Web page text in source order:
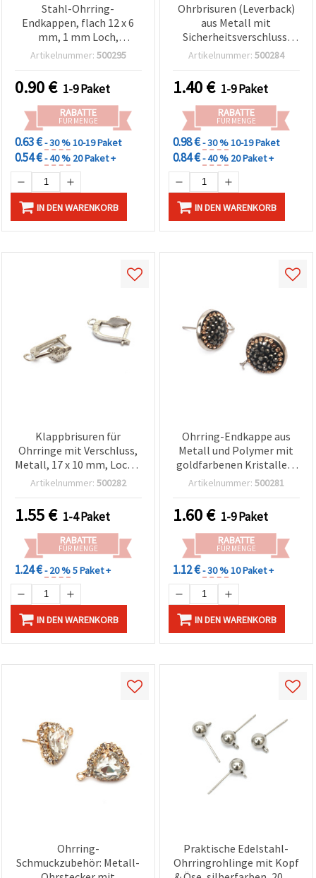
Stahl-Ohrring-
Endkappen, flach 12 x 6
mm, 1 mm Loch,
silberfarben – 50 Stück,
Artikelnummer: 500295
0.90€ 1-9 Paket
RABATTE
FÜR MENGE
0.63 €- 30 %10-19 Paket
0.54 €- 40 % 20 Paket +
IN DEN WARENKORB
Ohrbrisuren (Leverback)
aus Metall mit
Sicherheitsverschluss,
silberfarben, 14 x 9 mm –
Artikelnummer: 500284
1.40€ 1-9 Paket
RABATTE
FÜR MENGE
0.98 €- 30 %10-19 Paket
0.84 €- 40 % 20 Paket +
IN DEN WARENKORB
Klappbrisuren für
Ohrringe mit Verschluss,
Metall, 17 x 10 mm, Loch 2
mm, silberfarben – 4
Artikelnummer: 500282
1.55€ 1-4 Paket
RABATTE
FÜR MENGE
1.24 €- 20 %5 Paket +
IN DEN WARENKORB
Ohrring-Endkappe aus
Metall und Polymer mit
goldfarbenen Kristallen,
16 x 13 mm, Stift 11 mm,
Stück, DIY
Schmuckherstellung
Bastelbedarf
Artikelnummer: 500281
1.60€ 1-9 Paket
RABATTE
FÜR MENGE
1.12 €- 30 %10 Paket +
IN DEN WARENKORB
Ohrring-
Schmuckzubehör: Metall-
Praktische Edelstahl-
Ohrringrohlinge mit Kopf